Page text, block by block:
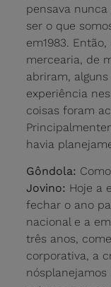
pensava
ser o que
em1983.
mercearia, de
abriram,
experiência
coisas foram
havia
Gôndola:
Jovino: Hoje a
fechar o ano
nacional e a
três anos,
corporativa, a
nósplanejamos